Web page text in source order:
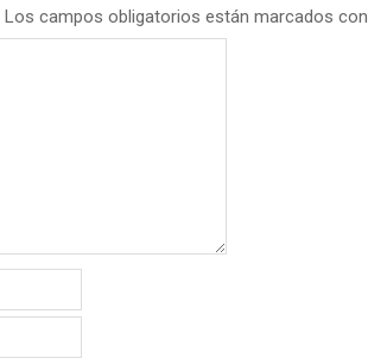
Los campos obligatorios están marcados con